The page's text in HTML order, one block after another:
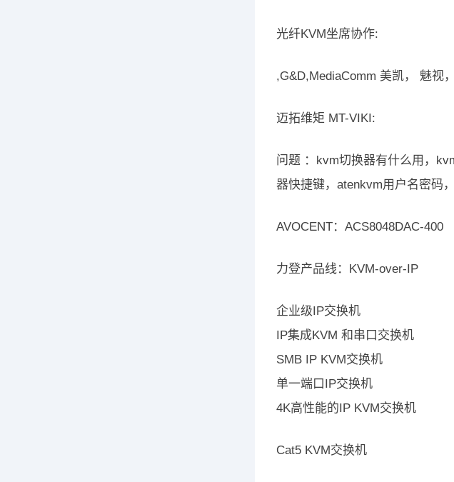
光纤KVM坐席协作:
,G&D,MediaComm 美凯， 魅视
迈拓维矩 MT-VIKI:
问题 ：kvm切换器有什么用，
器快捷键，atenkvm用户名密码
AVOCENT：ACS8048DAC-400
力登产品线：KVM-over-IP
企业级IP交换机
IP集成KVM 和串口交换机
SMB IP KVM交换机
单一端口IP交换机
4K高性能的IP KVM交换机
Cat5 KVM交换机